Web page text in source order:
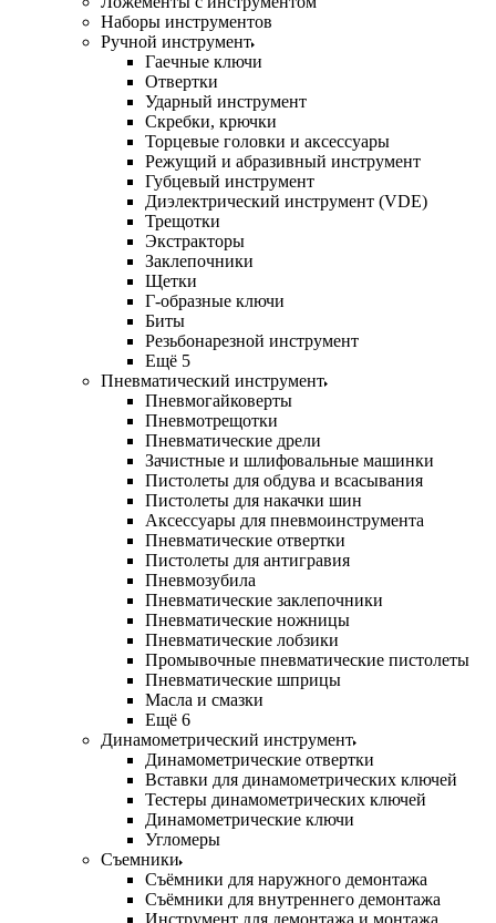
Наборы инструментов
Ручной инструмент
Гаечные ключи
Отвертки
Ударный инструмент
Скребки, крючки
Торцевые головки и аксессуары
Режущий и абразивный инструмент
Губцевый инструмент
Диэлектрический инструмент (VDE)
Трещотки
Экстракторы
Заклепочники
Щетки
Г-образные ключи
Биты
Резьбонарезной инструмент
Ещё 5
Пневматический инструмент
Пневмогайковерты
Пневмотрещотки
Пневматические дрели
Зачистные и шлифовальные машинки
Пистолеты для обдува и всасывания
Пистолеты для накачки шин
Аксессуары для пневмоинструмента
Пневматические отвертки
Пистолеты для антигравия
Пневмозубила
Пневматические заклепочники
Пневматические ножницы
Пневматические лобзики
Промывочные пневматические пистолеты
Пневматические шприцы
Масла и смазки
Ещё 6
Динамометрический инструмент
Динамометрические отвертки
Вставки для динамометрических ключей
Тестеры динамометрических ключей
Динамометрические ключи
Угломеры
Съемники
Съёмники для наружного демонтажа
Съёмники для внутреннего демонтажа